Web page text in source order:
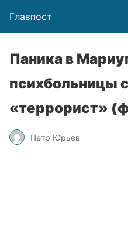
Главпост
Паника в
психбольницы
«террорист»
Петр Юрьев